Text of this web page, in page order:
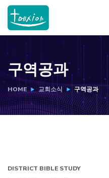
구역공과
HOME 교회소식 구역공과
DISTRICT BIBLE STUDY